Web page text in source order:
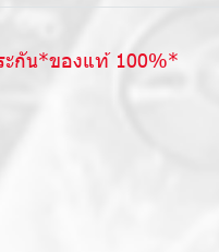
ะกัน*ของแท้ 100%*